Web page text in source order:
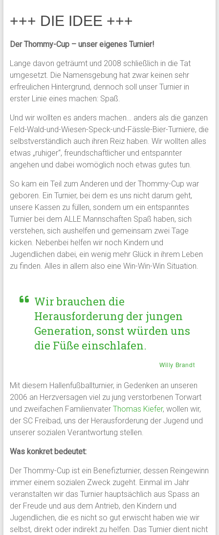
+++ DIE IDEE +++
Der Thommy-Cup – unser eigenes Turnier!
Lange davon geträumt und 2008 schließlich in die Tat
umgesetzt. Die Namensgebung hat zwar keinen sehr
erfreulichen Hintergrund, dennoch soll unser Turnier in
erster Linie eines machen: Spaß.
Und wir wollten es anders machen… anders als die ganzen
Feld-Wald-und-Wiesen-Speck-und-Fässle-Bier-Turniere, die
selbstverständlich auch ihren Reiz haben. Wir wollten alles
etwas „ruhiger“, freundschaftlicher und entspannter
angehen und dabei womöglich noch etwas gutes tun.
So kam ein Teil zum Anderen und der Thommy-Cup war
geboren. Ein Turnier, bei dem es uns nicht darum geht,
unsere Kassen zu füllen, sondern um ein entspanntes
Turnier bei dem ALLE Mannschaften Spaß haben, sich
verstehen, sich aushelfen und gemeinsam zwei Tage
kicken. Nebenbei helfen wir noch Kindern und
Jugendlichen dabei, ein wenig mehr Glück in ihrem Leben
zu finden. Alles in allem also eine Win-Win-Win Situation.
Wir brauchen die
Herausforderung der jungen
Generation, sonst würden uns
die Füße einschlafen.
Willy Brandt
Mit diesem Hallenfußballturnier, in Gedenken an unseren
2006 an Herzversagen viel zu jung verstorbenen Torwart
und zweifachen Familienvater Thomas Kiefer, wollen wir,
der SC Freibad, uns der Herausforderung der Jugend und
unserer sozialen Verantwortung stellen.
Was konkret bedeutet:
Der Thommy-Cup ist ein Benefizturnier, dessen Reingewinn
immer einem sozialen Zweck zugeht. Einmal im Jahr
veranstalten wir das Turnier hauptsächlich aus Spass an
der Freude und aus dem Antrieb, den Kindern und
Jugendlichen, die es nicht so gut erwischt haben wie wir
selbst, direkt oder indirekt zu helfen. Das Turnier dient nicht